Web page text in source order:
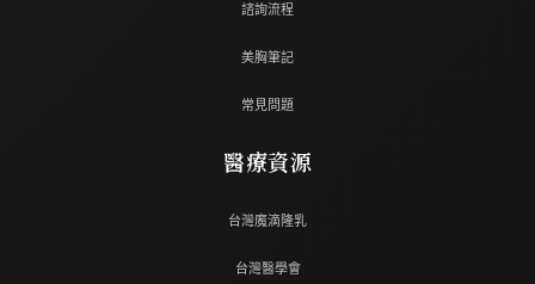
諮詢流程
美胸筆記
常見問題
醫療資源
台灣魔滴隆乳
台灣醫學會